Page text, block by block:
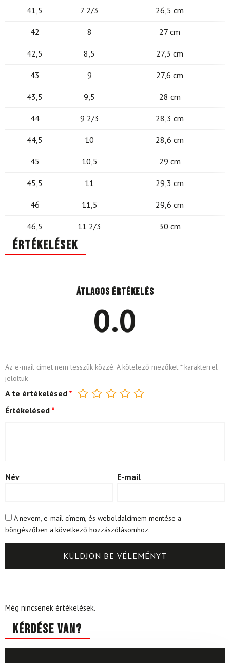
41,5 7 2/3 26,5 cm
42 8 27 cm
42,5 8,5 27,3 cm
43 9 27,6 cm
43,5 9,5 28 cm
44 9 2/3 28,3 cm
44,5 10 28,6 cm
45 10,5 29 cm
45,5 11 29,3 cm
46 11,5 29,6 cm
46,5 11 2/3 30 cm
Értékelések
Átlagos értékelés
0.0
Az e-mail címet nem tesszük közzé. A kötelező mezőket *karakterrel
jelöltük
A te értékelésed *
Értékelésed *
Név E-mail
A nevem, e-mail címem, és weboldalcímem mentése a
böngészőben a következő hozzászólásomhoz.
Még nincsenek értékelések.
Kérdése van?